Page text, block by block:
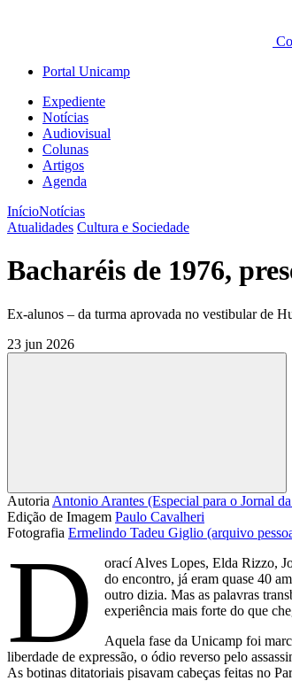
Portal Unicamp
Expediente
Notícias
Audiovisual
Colunas
Artigos
Agenda
InícioNotícias
Atualidades Cultura e Sociedade
Bacharéis de 1976,
Ex-alunos – da turma aprovada no vestibular de
23 jun 2026
Compartilhar
Autoria Antonio Arantes (Especial para o Jornal
Edição de Imagem Paulo Cavalheri
Fotografia Ermelindo Tadeu Giglio (arquivo
D
orací Alves Lopes, Elda Rizzo,
do encontro, já eram quase 40
outro dizia. Mas as palavras
experiência mais forte do que
Aquela fase da Unicamp foi
liberdade de expressão, o ódio reverso pelo
As botinas ditatoriais pisavam cabeças feitas no